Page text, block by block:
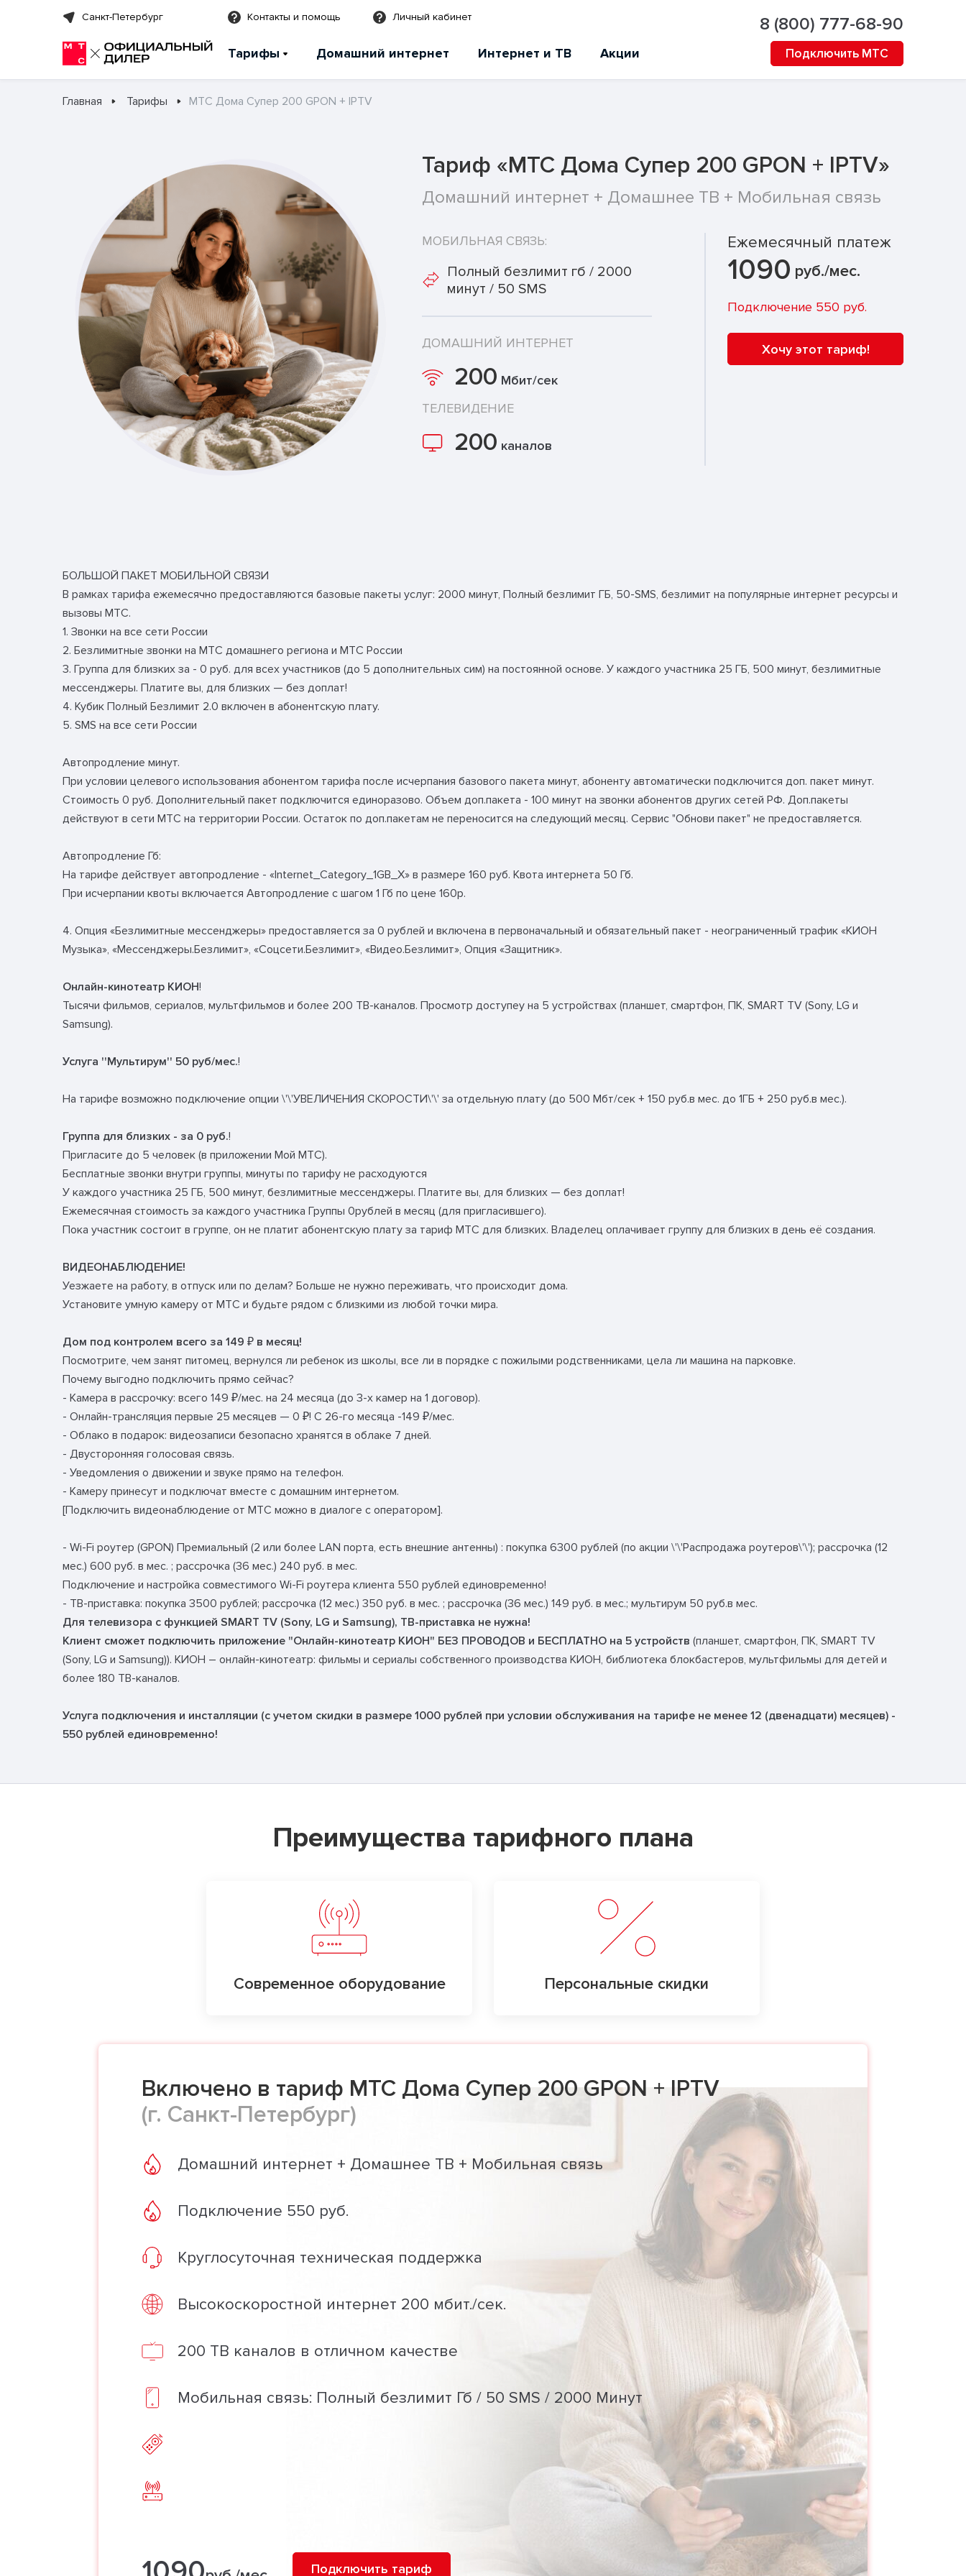
Санкт-Петербург Контакты и помощь Личный кабинет 8 (800) 777-68-90
Тарифы Домашний интернет Интернет и ТВ Акции Подключить МТС
Главная Тарифы МТС Дома Супер 200 GPON + IPTV
Тариф «МТС Дома Супер 200 GPON + IPTV»
Домашний интернет + Домашнее ТВ + Мобильная связь
МОБИЛЬНАЯ СВЯЗЬ:
Полный безлимит гб / 2000
минут / 50 SMS
ДОМАШНИЙ ИНТЕРНЕТ
200 Мбит/сек
ТЕЛЕВИДЕНИЕ
200 каналов
Ежемесячный платеж
1090 руб./мес.
Подключение 550 руб.
Хочу этот тариф!
БОЛЬШОЙ ПАКЕТ МОБИЛЬНОЙ СВЯЗИ
В рамках тарифа ежемесячно предоставляются базовые пакеты услуг: 2000 минут, Полный безлимит ГБ, 50-SMS, безлимит на популярные интернет ресурсы и
вызовы МТС.
1. Звонки на все сети России
2. Безлимитные звонки на МТС домашнего региона и МТС России
3. Группа для близких за - 0 руб. для всех участников (до 5 дополнительных сим) на постоянной основе. У каждого участника 25 ГБ, 500 минут, безлимитные
мессенджеры. Платите вы, для близких — без доплат!
4. Кубик Полный Безлимит 2.0 включен в абонентскую плату.
5. SMS на все сети России
Автопродление минут.
При условии целевого использования абонентом тарифа после исчерпания базового пакета минут, абоненту автоматически подключится доп. пакет минут.
Стоимость 0 руб. Дополнительный пакет подключится единоразово. Объем доп.пакета - 100 минут на звонки абонентов других сетей РФ. Доп.пакеты
действуют в сети МТС на территории России. Остаток по доп.пакетам не переносится на следующий месяц. Сервис "Обнови пакет" не предоставляется.
Автопродление Гб:
На тарифе действует автопродление - «Internet_Category_1GB_Х» в размере 160 руб. Квота интернета 50 Гб.
При исчерпании квоты включается Автопродление с шагом 1 Гб по цене 160р.
4. Опция «Безлимитные мессенджеры» предоставляется за 0 рублей и включена в первоначальный и обязательный пакет - неограниченный трафик «КИОН
Музыка», «Мессенджеры.Безлимит», «Соцсети.Безлимит», «Видео.Безлимит», Опция «Защитник».
Онлайн-кинотеатр КИОН!
Тысячи фильмов, сериалов, мультфильмов и более 200 ТВ-каналов. Просмотр доступеy на 5 устройствах (планшет, смартфон, ПК, SMART TV (Sony, LG и
Samsung).
Услуга ''Мультирум'' 50 руб/мес.!
На тарифе возможно подключение опции \'\'УВЕЛИЧЕНИЯ СКОРОСТИ\'\' за отдельную плату (до 500 Мбт/сек + 150 руб.в мес. до 1ГБ + 250 руб.в мес.).
Группа для близких - за 0 руб.!
Пригласите до 5 человек (в приложении Мой МТС).
Бесплатные звонки внутри группы, минуты по тарифу не расходуются
У каждого участника 25 ГБ, 500 минут, безлимитные мессенджеры. Платите вы, для близких — без доплат!
Ежемесячная стоимость за каждого участника Группы 0рублей в месяц (для пригласившего).
Пока участник состоит в группе, он не платит абонентскую плату за тариф МТС для близких. Владелец оплачивает группу для близких в день её создания.
ВИДЕОНАБЛЮДЕНИЕ!
Уезжаете на работу, в отпуск или по делам? Больше не нужно переживать, что происходит дома.
Установите умную камеру от МТС и будьте рядом с близкими из любой точки мира.
Дом под контролем всего за 149 ₽ в месяц!
Посмотрите, чем занят питомец, вернулся ли ребенок из школы, все ли в порядке с пожилыми родственниками, цела ли машина на парковке.
Почему выгодно подключить прямо сейчас?
- Камера в рассрочку: всего 149 ₽/мес. на 24 месяца (до 3-х камер на 1 договор).
- Онлайн-трансляция первые 25 месяцев — 0 ₽! С 26-го месяца -149 ₽/мес.
- Облако в подарок: видеозаписи безопасно хранятся в облаке 7 дней.
- Двусторонняя голосовая связь.
- Уведомления о движении и звуке прямо на телефон.
- Камеру принесут и подключат вместе с домашним интернетом.
[Подключить видеонаблюдение от МТС можно в диалоге с оператором].
- Wi-Fi роутер (GPON) Премиальный (2 или более LAN порта, есть внешние антенны) : покупка 6300 рублей (по акции \'\'Распродажа роутеров\'\'); рассрочка (12
мес.) 600 руб. в мес. ; рассрочка (36 мес.) 240 руб. в мес.
Подключение и настройка совместимого Wi-Fi роутера клиента 550 рублей единовременно!
- ТВ-приставка: покупка 3500 рублей; рассрочка (12 мес.) 350 руб. в мес. ; рассрочка (36 мес.) 149 руб. в мес.; мультирум 50 руб.в мес.
Для телевизора с функцией SMART TV (Sony, LG и Samsung), ТВ-приставка не нужна!
Клиент сможет подключить приложение "Онлайн-кинотеатр КИОН" БЕЗ ПРОВОДОВ и БЕСПЛАТНО на 5 устройств (планшет, смартфон, ПК, SMART TV
(Sony, LG и Samsung)). КИОН – онлайн-кинотеатр: фильмы и сериалы собственного производства КИОН, библиотека блокбастеров, мультфильмы для детей и
более 180 ТВ-каналов.
Услуга подключения и инсталляции (с учетом скидки в размере 1000 рублей при условии обслуживания на тарифе не менее 12 (двенадцати) месяцев) -
550 рублей единовременно!
Преимущества тарифного плана
Современное оборудование Персональные скидки
Включено в тариф МТС Дома Супер 200 GPON + IPTV
(г. Санкт-Петербург)
Домашний интернет + Домашнее ТВ + Мобильная связь
Подключение 550 руб.
Круглосуточная техническая поддержка
Высокоскоростной интернет 200 мбит./сек.
200 ТВ каналов в отличном качестве
Мобильная связь: Полный безлимит Гб / 50 SMS / 2000 Минут
Подключить тариф